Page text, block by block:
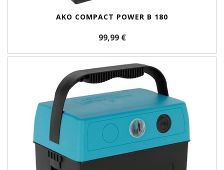
AKO COMPACT POWER B 180
99,99 €